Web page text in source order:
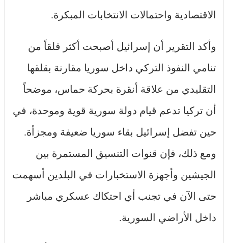
الاقتصادية واحتمالات الانتخابات المبكرة.
وأكد التقرير أن إسرائيل أصبحت أكثر قلقاً من
تنامي النفوذ التركي داخل سوريا مقارنة بقلقها
التقليدي من علاقة أنقرة بحركة حماس، موضحاً
أن تركيا تدعم قيام دولة سورية قوية وموحدة، في
حين تفضل إسرائيل بقاء سوريا ضعيفة ومجزأة.
ومع ذلك، فإن قنوات التنسيق المستمرة بين
الجيشين وأجهزة الاستخبارات في البلدين أسهمت
حتى الآن في تجنب أي احتكاك عسكري مباشر
داخل الأراضي السورية.